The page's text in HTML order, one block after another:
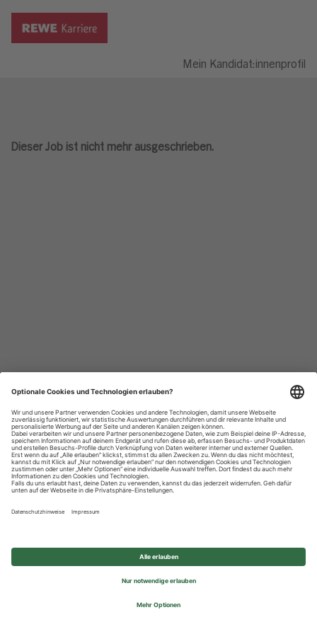
Mein Kandidat:innenprofil
Dieser Job ist nicht mehr ausgeschrieben.
Datenschutzhinweise
Impressum
Privatsphäre-Einstellungen
© 2026 REWE Group - All rights reserved